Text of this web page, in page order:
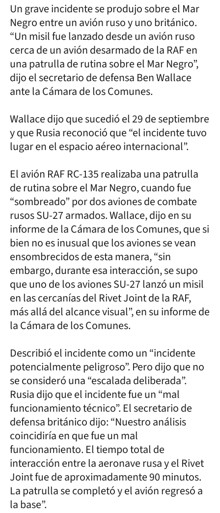
Un grave incidente se produjo sobre el Mar
Negro entre un avión ruso y uno británico.
“Un misil fue lanzado desde un avión ruso
cerca de un avión desarmado de la RAF en
una patrulla de rutina sobre el Mar Negro”,
dijo el secretario de defensa Ben Wallace
ante la Cámara de los Comunes.
Wallace dijo que sucedió el 29 de septiembre
y que Rusia reconoció que “el incidente tuvo
lugar en el espacio aéreo internacional”.
El avión RAF RC-135 realizaba una patrulla
de rutina sobre el Mar Negro, cuando fue
“sombreado” por dos aviones de combate
rusos SU-27 armados. Wallace, dijo en su
informe de la Cámara de los Comunes, que si
bien no es inusual que los aviones se vean
ensombrecidos de esta manera, “sin
embargo, durante esa interacción, se supo
que uno de los aviones SU-27 lanzó un misil
en las cercanías del Rivet Joint de la RAF,
más allá del alcance visual”, en su informe de
la Cámara de los Comunes.
Describió el incidente como un “incidente
potencialmente peligroso”. Pero dijo que no
se consideró una “escalada deliberada”.
Rusia dijo que el incidente fue un “mal
funcionamiento técnico”. El secretario de
defensa británico dijo: “Nuestro análisis
coincidiría en que fue un mal
funcionamiento. El tiempo total de
interacción entre la aeronave rusa y el Rivet
Joint fue de aproximadamente 90 minutos.
La patrulla se completó y el avión regresó a
la base”.